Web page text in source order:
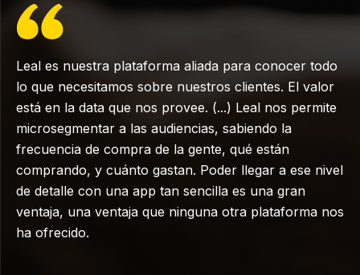
Leal es nuestra plataforma aliada para conocer todo
lo que necesitamos sobre nuestros clientes. El valor
está en la data que nos provee. (...) Leal nos permite
microsegmentar a las audiencias, sabiendo la
frecuencia de compra de la gente, qué están
comprando, y cuánto gastan. Poder llegar a ese nivel
de detalle con una app tan sencilla es una gran
ventaja, una ventaja que ninguna otra plataforma nos
ha ofrecido.